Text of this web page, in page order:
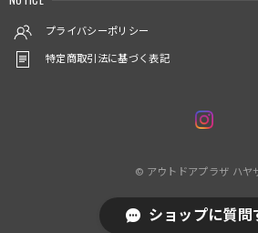
プライバシーポリシー
特定商取引法に基づく表記
© アウトドアプラザ ハヤ
ショップに質問